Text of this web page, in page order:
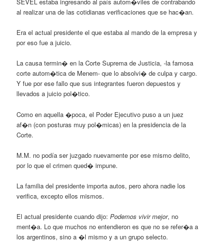
al realizar una de las cotidianas verificaciones que se hac�an.
Era el actual presidente el que estaba al mando de la empresa y
por eso fue a juicio.
La causa termin� en la Corte Suprema de Justicia, -la famosa
corte autom�tica de Menem- que lo absolvi� de culpa y cargo.
Y fue por ese fallo que sus integrantes fueron depuestos y
llevados a juicio pol�tico.
Como en aquella �poca, el Poder Ejecutivo puso a un juez
af�n (con posturas muy pol�micas) en la presidencia de la
Corte.
M.M. no podía ser juzgado nuevamente por ese mismo delito,
por lo que el crimen qued� impune.
La familia del presidente importa autos, pero ahora nadie los
verifica, excepto ellos mismos.
El actual presidente cuando dijo:Podemos vivir mejor, no
ment�a. Lo que muchos no entendieron es que no se refer�a a
los argentinos, sino a �l mismo y a un grupo selecto.